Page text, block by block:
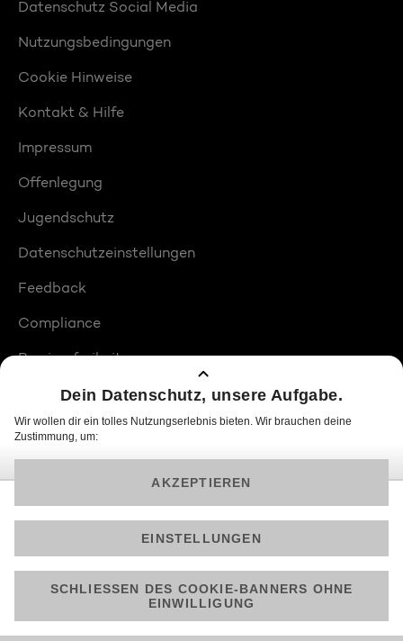
Datenschutz Social Media
Nutzungsbedingungen
Cookie Hinweise
Kontakt & Hilfe
Impressum
Offenlegung
Jugendschutz
Datenschutzeinstellungen
Feedback
Compliance
Barrierefreiheit
Produktplatzierungen